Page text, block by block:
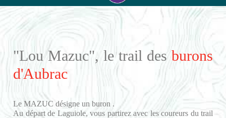
"Lou Mazuc", le trail des burons
d'Aubrac
Le MAZUC désigne un buron .
Au départ de Laguiole, vous partirez avec les coureurs du trail